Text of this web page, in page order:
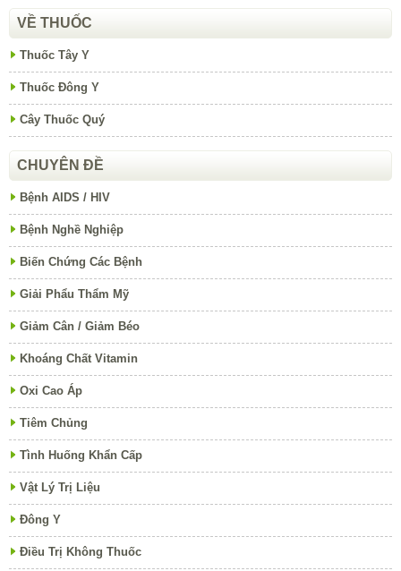
VỀ THUỐC
Thuốc Tây Y
Thuốc Đông Y
Cây Thuốc Quý
CHUYÊN ĐỀ
Bệnh AIDS / HIV
Bệnh Nghề Nghiệp
Biến Chứng Các Bệnh
Giải Phẩu Thẩm Mỹ
Giảm Cân / Giảm Béo
Khoáng Chất Vitamin
Oxi Cao Áp
Tiêm Chủng
Tình Huống Khẩn Cấp
Vật Lý Trị Liệu
Đông Y
Điều Trị Không Thuốc